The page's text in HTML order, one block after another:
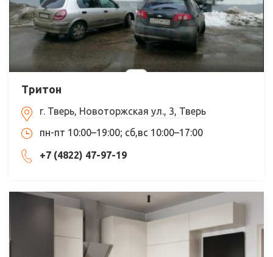
Тритон
г. Тверь, Новоторжская ул., 3, Тверь
пн-пт 10:00–19:00; сб,вс 10:00–17:00
+7 (4822) 47-97-19